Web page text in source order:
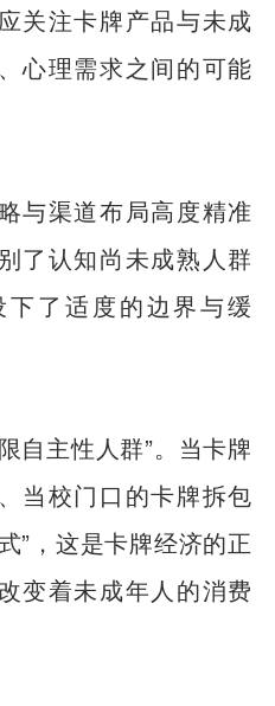
关注卡牌产品与未成
心理需求之间的可能
与渠道布局高度精准
了认知尚未成熟人群
了适度的边界与缓
自主性人群”。当卡牌
当校门口的卡牌拆包
”，这是卡牌经济的正
变着未成年人的消费